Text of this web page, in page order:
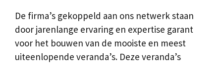
De firma’s gekoppeld aan ons netwerk staan
door jarenlange ervaring en expertise garant
voor het bouwen van de mooiste en meest
uiteenlopende veranda’s. Deze veranda’s